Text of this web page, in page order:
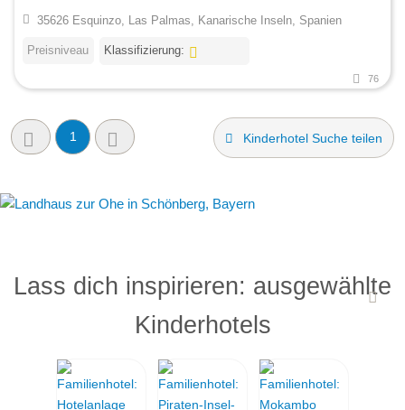
35626 Esquinzo, Las Palmas, Kanarische Inseln, Spanien
Preisniveau Klassifizierung:
76
1 Kinderhotel Suche teilen
Lass dich inspirieren: ausgewählte
Kinderhotels